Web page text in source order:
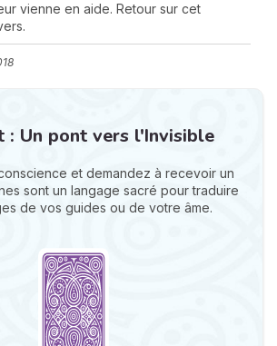
vienne en aide. Retour sur cet
: Un pont vers l'Invisible
et demandez à recevoir un
sont un langage sacré pour traduire
de vos guides ou de votre âme.